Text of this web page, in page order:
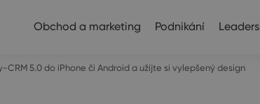
Obchod a marketing Podnikání
CRM 5.0 do iPhone či Android a užijte si vylepšený design